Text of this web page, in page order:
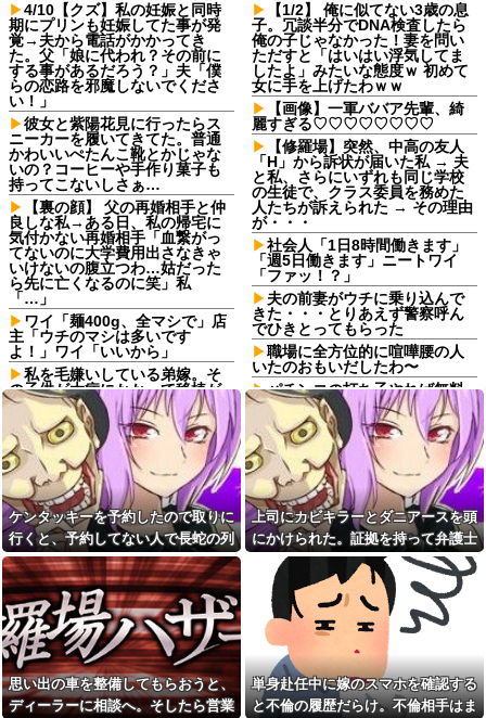
4/10【クズ】私の妊娠と同時
期にプリンも妊娠してた事が発
覚→夫から電話がかかってき
た。父「娘に代われ？その前に
する事があるだろう？」夫「僕
らの恋路を邪魔しないでくださ
い！」
彼女と紫陽花見に行ったらス
ニーカーを履いてきてた。普通
かわいいぺたんこ靴とかじゃな
いの？コーヒーや手作り菓子も
持ってこないしさぁ…
【裏の顔】 父の再婚相手と仲
良しな私→ある日、私の帰宅に
気付かない再婚相手「血繋がっ
てないのに大学費用出さなきゃ
いけないの腹立つわ…姑だった
ら先に亡くなるのに笑」私
「…」
ワイ「麺400g、全マシで」店
主「ウチのマシは多いです
よ！」ワイ「いいから」
私を毛嫌いしている弟嫁。そ
の子供が大病にかかって移植が
必要になったが、検査の結果私
は提供者になれなかった。ここ
で弟嫁爆発。弟嫁「疫病神！子
供がタヒんだらお前のせい
だ！」
パートの面接で号泣しながら
「ここもダメだったらもう食べ
ていけないんです」って熱弁し
てた人がいた
俺「お前ら親指の指紋を見て
みろｗ」スレ民「何があるん
だ？」→見た瞬間、思わず笑っ
てしまう人が続出して…
アタシ何歳に見える？って誘
い受け風の事言うゴミってまだ
生存してるよね～
放置子「お腹へった～」女性
「お母さんはどうしたの？」 →
大胆すぎる尋問で...
【1/2】 俺に似てない3歳の息
子。冗談半分でDNA検査したら
俺の子じゃなかった！妻を問い
ただすと「はいはい浮気してま
したよ」みたいな態度ｗ 初めて
女に手を上げたわｗｗ
【画像】一軍ババア先輩、綺
麗すぎる♡♡♡♡♡♡♡♡
【修羅場】突然、中高の友人
「H」から訴状が届いた私 → 夫
と私、さらにいずれも同じ学校
の生徒で、クラス委員を務めた
人たちが訴えられた → その理由
が・・・
社会人「1日8時間働きます」
「週5日働きます」ニートワイ
「ファッ！？」
夫の前妻がウチに乗り込んで
きた・・・とりあえず警察呼ん
でひきとってもらった
職場に全方位的に喧嘩腰の人
いたのおもいだしたわ〜
パチンコの打ち子やれば無料
でパチンコ打てて絶対に負けな
いから最強じゃね？？？他
いい加減もうええって…と思
う漫画の定番設定、集まるスレ
→
【衝撃】54歳女、母親の口座
から1000万円以上を配信者に投
げ銭→89歳母を殺害した疑い、
金銭トラブルか
【衝撃】54歳女、母親の口座
から1000万円以上を配信者に投
げ銭→89歳母を殺害した疑い、
金銭トラブルか
夫の葬儀が終わった瞬間に義
父が言い放った信じられない一
言にドン引き。四十九日を終え
てソク着拒＆完全絶縁した←正
気疑うレベルで気持ち悪すぎる
だろ
ケンタッキーを予約したので取りに
行くと、予約してない人で長蛇の列
に。ママ友「そのチキン譲ってくれ
ない？」私「え？」→結果…
上司にカビキラーとダニアースを頭
にかけられた。証拠を持って弁護士
に相談したら...
思い出の車を整備してもらおうと、
ディーラーに相談へ。そしたら営業
単身赴任中に嫁のスマホを確認する
と不倫の履歴だらけ。不倫相手はま